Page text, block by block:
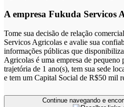
A empresa Fukuda Servicos
Tome sua decisão de relação
Servicos Agricolas e avalie sua
informações públicas que
Agricolas é uma empresa de pequeno
trajetória de 1 ano(s), tem sua sede
e tem um Capital Social de R$50 mil